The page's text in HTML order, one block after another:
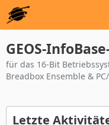
GEOS-
für das 16-Bit
Breadbox Ensemble &
Letzte